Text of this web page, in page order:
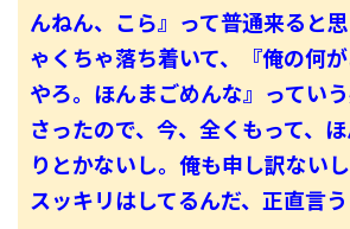
んねん、こら』って普通来ると
ゃくちゃ落ち着いて、『俺の何
やろ。ほんまごめんな』ってい
さったので、今、全くもって、
りとかないし。俺も申し訳ないし
スッキリはしてるんだ、正直言う